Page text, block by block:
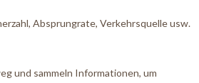
Absprungrate, Verkehrsquelle usw.
und sammeln Informationen, um